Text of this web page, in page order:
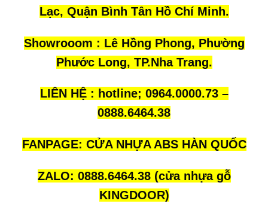
Lạc, Quận Bình Tân Hồ Chí Minh.
Showrooom : Lê Hồng Phong, Phường
Phước Long, TP.Nha Trang.
LIÊN HỆ : hotline; 0964.0000.73 –
0888.6464.38
FANPAGE: CỬA NHỰA ABS HÀN QUỐC
ZALO: 0888.6464.38(cửa nhựa gỗ
KINGDOOR)